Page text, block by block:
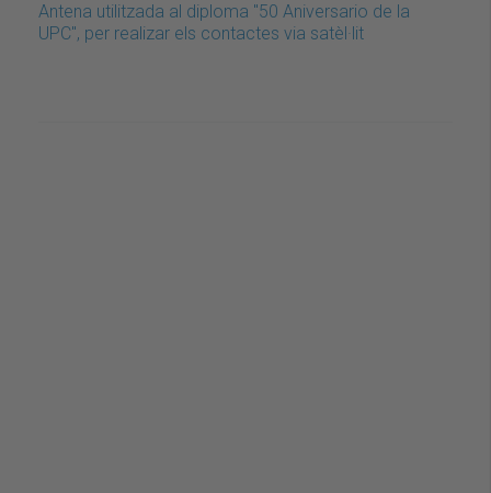
Antena utilitzada al diploma "50 Aniversario de la
UPC", per realizar els contactes via satèl·lit